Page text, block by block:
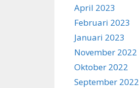
April 2023
Februari 2023
Januari 2023
November 2022
Oktober 2022
September 2022